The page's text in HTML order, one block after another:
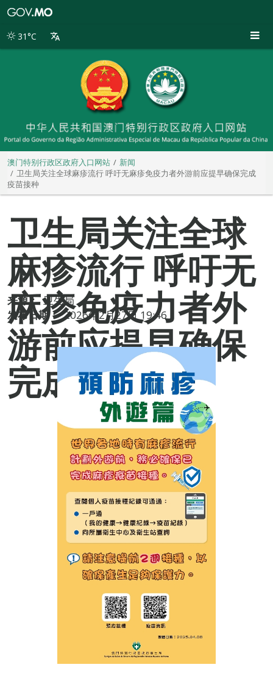
别
31°C
澳门特别行政区政府入口网站
新闻
卫生局关注全球麻疹流行 呼吁无麻疹免疫力者外游前应提早确保完成
疫苗接种
卫生局关注全球
麻疹流行 呼吁无
麻疹免疫力者外
游前应提早确保
完成疫苗接种
来源： 卫生局
发布日期： 2026年2月27日 19:46